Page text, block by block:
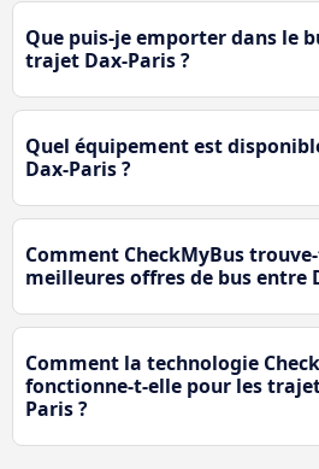
Que puis-je emporter dans le
trajet Dax-Paris ?
Quel équipement est
Dax-Paris ?
Comment CheckMyBus
meilleures offres de bus entre
Comment la technologie
fonctionne-t-elle pour les
Paris ?